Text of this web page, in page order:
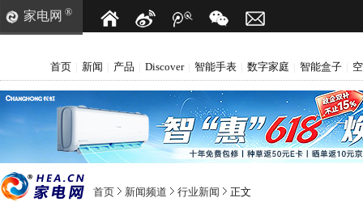
家电网 ®
首页 新闻 产品 Discover 智能手表 数字家庭 智能盒子
首页 新闻频道 行业新闻 正文